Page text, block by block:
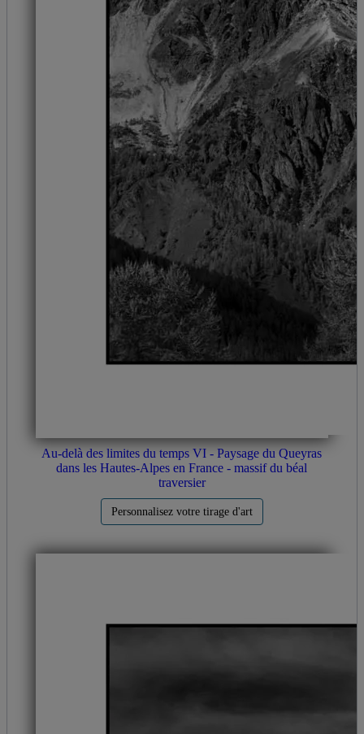
Au-delà des limites du temps VI - Paysage du Queyras
dans les Hautes-Alpes en France - massif du béal
traversier
Personnalisez votre tirage d'art